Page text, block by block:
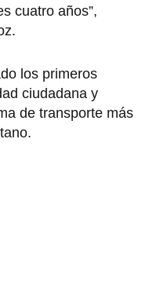
cuatro años”,
los primeros
ciudadana y
de transporte más